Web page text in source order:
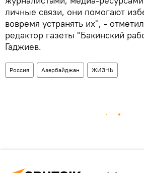
личные связи, они помогают
вовремя устранять их", -
редактор газеты "Бакинский
Гаджиев.
Россия Азербайджан ЖИЗНЬ